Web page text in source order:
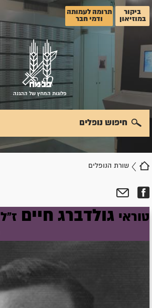
ביקור
במוזיאון
תרומה לעמותה
ודמי חבר
פלוגות המחץ של ההגנה
שורת הנופלים
חיפוש נופלים
טוראי גולדברג חיים ז"ל